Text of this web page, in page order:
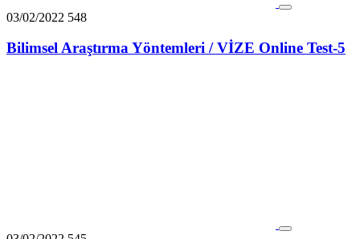
03/02/2022 548
Bilimsel Araştırma Yöntemleri / VİZE Online Test-5